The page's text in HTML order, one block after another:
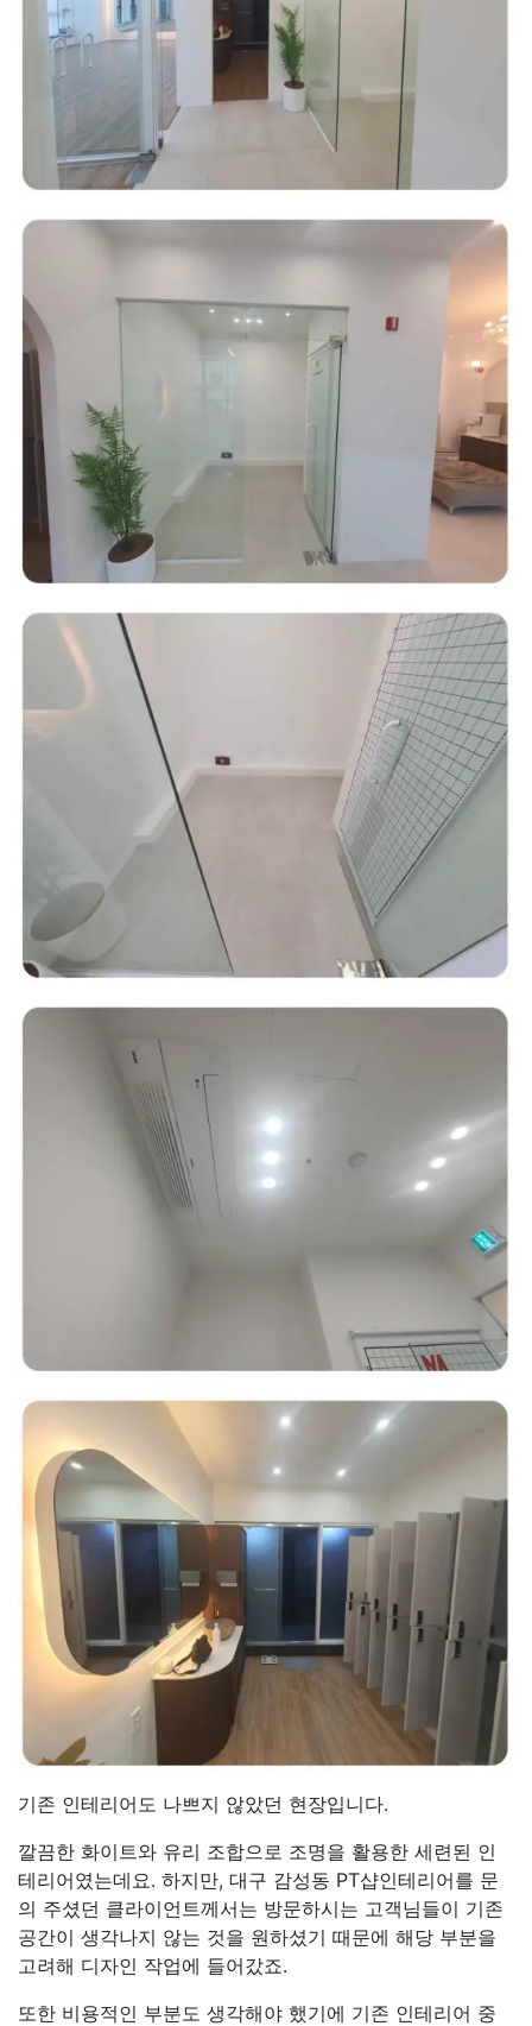
기존 인테리어도 나쁘지 않았던 현장입니다.
깔끔한 화이트와 유리 조합으로 조명을 활용한 세련된 인
테리어였는데요. 하지만, 대구 감성동 PT샵인테리어를 문
의 주셨던 클라이언트께서는 방문하시는 고객님들이 기존
공간이 생각나지 않는 것을 원하셨기 때문에 해당 부분을
고려해 디자인 작업에 들어갔죠.
또한 비용적인 부분도 생각해야 했기에 기존 인테리어 중